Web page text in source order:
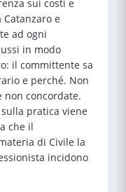
sui costi e
e
ad ogni
in modo
il committente sa
e perché. Non
non concordate.
pratica viene
che il
di Civile la
incidono